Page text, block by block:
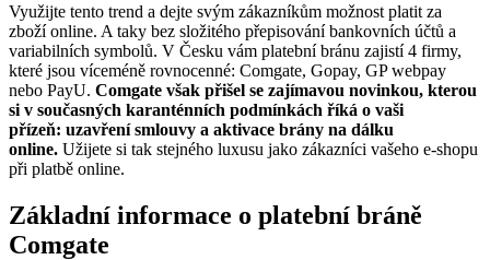
Využijte tento trend a dejte svým zákazníkům možnost platit za
zboží online. A taky bez složitého přepisování bankovních účtů a
variabilních symbolů. V Česku vám platební bránu zajistí 4 firmy,
které jsou víceméně rovnocenné: Comgate, Gopay, GP webpay
nebo PayU. Comgate však přišel se zajímavou novinkou, kterou
si v současných karanténních podmínkách říká o vaši
přízeň: uzavření smlouvy a aktivace brány na dálku
online. Užijete si tak stejného luxusu jako zákazníci vašeho e-shopu
při platbě online.
Základní informace o platební bráně
Comgate